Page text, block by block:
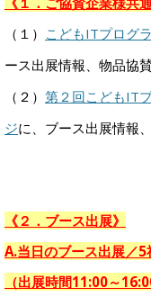
（１） こどもITプログ
ース出展情報、物品協
（２） 第２回こどもIT
ジに、ブース出展情報
《２．ブース出展》
A.当日のブース出展／5
（出展時間11:00～